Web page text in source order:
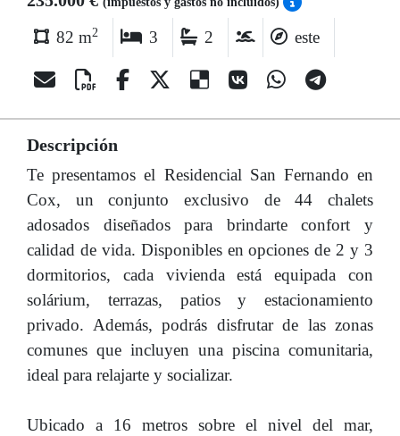
82 m2 3 2 este
Descripción
Te presentamos el Residencial San Fernando en
Cox, un conjunto exclusivo de 44 chalets
adosados diseñados para brindarte confort y
calidad de vida. Disponibles en opciones de 2 y 3
dormitorios, cada vivienda está equipada con
solárium, terrazas, patios y estacionamiento
privado. Además, podrás disfrutar de las zonas
comunes que incluyen una piscina comunitaria,
ideal para relajarte y socializar.
Ubicado a 16 metros sobre el nivel del mar,